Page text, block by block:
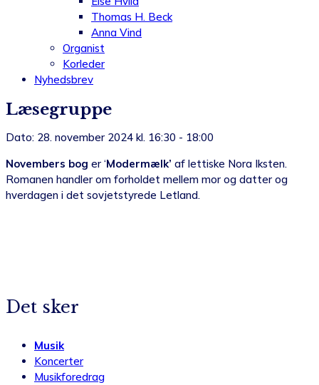
Thomas H. Beck
Anna Vind
Organist
Korleder
Nyhedsbrev
Læsegruppe
Dato: 28. november 2024 kl. 16:30 - 18:00
Novembers bog er ‘Modermælk’ af lettiske Nora Iksten.
Romanen handler om forholdet mellem mor og datter og
hverdagen i det sovjetstyrede Letland.
Det sker
Musik
Koncerter
Musikforedrag